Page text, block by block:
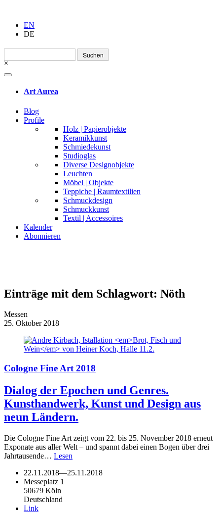
EN
DE
Suchen
nach:
×
Art Aurea
Blog
Profile
Holz | Papierobjekte
Keramikkunst
Schmiedekunst
Studioglas
Diverse Designobjekte
Leuchten
Möbel | Objekte
Teppiche | Raumtextilien
Schmuckdesign
Schmuckkunst
Textil | Accessoires
Kalender
Abonnieren
Einträge mit dem Schlagwort: Nöth
Messen
25. Oktober 2018
Cologne Fine Art 2018
Dialog der Epochen und Genres.
Kunsthandwerk, Kunst und Design aus
neun Ländern.
Die Cologne Fine Art zeigt vom 22. bis 25. November 2018 erneut
Exponate aus aller Welt – und spannt dabei einen Bogen über drei
Jahrtausende… Lesen
22.11.2018—25.11.2018
Messeplatz 1
50679 Köln
Deutschland
Link